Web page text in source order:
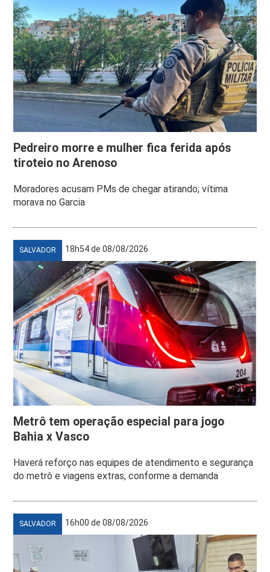
Pedreiro morre e mulher fica ferida após
tiroteio no Arenoso
Moradores acusam PMs de chegar atirando; vítima
morava no Garcia
SALVADOR 18h54 de 08/08/2026
Metrô tem operação especial para jogo
Bahia x Vasco
Haverá reforço nas equipes de atendimento e segurança
do metrô e viagens extras, conforme a demanda
SALVADOR 16h00 de 08/08/2026